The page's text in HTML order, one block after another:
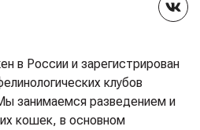
в России и зарегистрирован
клубов
занимаемся разведением и
кошек, в основном